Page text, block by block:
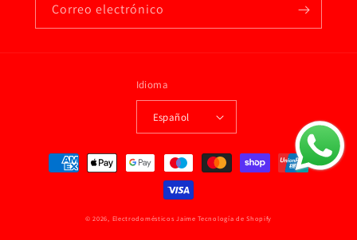
Correo electrónico
Idioma
Español
Formas
© 2026, Electrodomésticos Jaime Tecnología de Shopify